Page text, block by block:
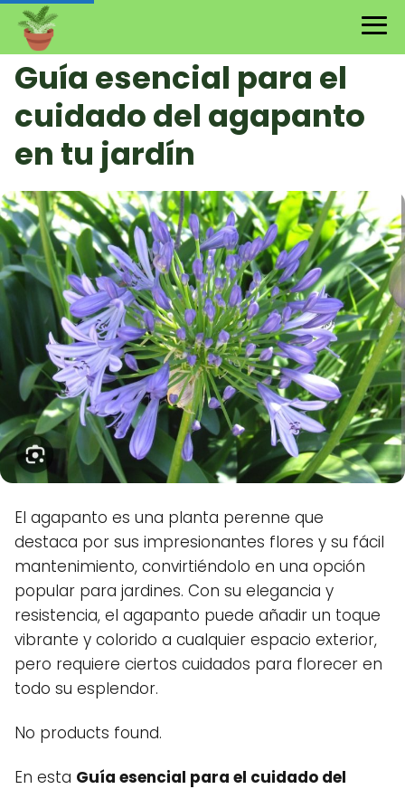
Guía esencial para el
cuidado del agapanto
en tu jardín
El agapanto es una planta perenne que
destaca por sus impresionantes flores y su fácil
mantenimiento, convirtiéndolo en una opción
popular para jardines. Con su elegancia y
resistencia, el agapanto puede añadir un toque
vibrante y colorido a cualquier espacio exterior,
pero requiere ciertos cuidados para florecer en
todo su esplendor.
No products found.
En esta Guía esencial para el cuidado del